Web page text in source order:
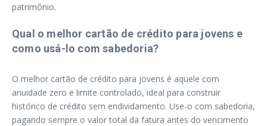
patrimônio.
Qual o melhor cartão de crédito para jovens e
como usá-lo com sabedoria?
O melhor cartão de crédito para jovens é aquele com
anuidade zero e limite controlado, ideal para construir
histórico de crédito sem endividamento. Use-o com sabedoria,
pagando sempre o valor total da fatura antes do vencimento